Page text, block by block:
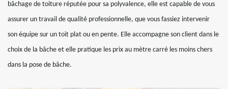
bâchage de toiture réputée pour sa polyvalence, elle est capable de vous
assurer un travail de qualité professionnelle, que vous fassiez intervenir
son équipe sur un toit plat ou en pente. Elle accompagne son client dans le
choix de la bâche et elle pratique les prix au mètre carré les moins chers
dans la pose de bâche.